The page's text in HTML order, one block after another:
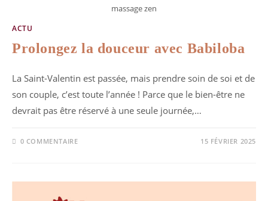
massage zen
ACTU
Prolongez la douceur avec Babiloba
La Saint-Valentin est passée, mais prendre soin de soi et de
son couple, c’est toute l’année ! Parce que le bien-être ne
devrait pas être réservé à une seule journée,…
0 COMMENTAIRE 15 FÉVRIER 2025